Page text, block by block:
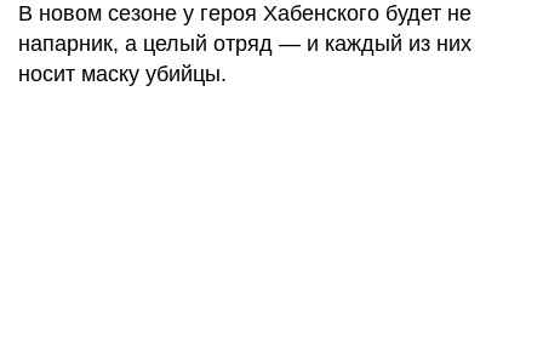
В новом сезоне у героя Хабенского будет не
напарник, а целый отряд — и каждый из них
носит маску убийцы.